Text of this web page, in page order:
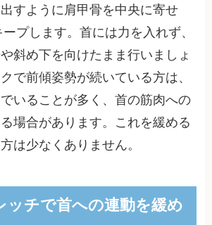
すように肩甲骨を中央に寄せ
プします。首には力を入れず、
斜め下を向けたまま行いましょ
で前傾姿勢が続いている方は、
いることが多く、首の筋肉への
場合があります。これを緩める
は少なくありません。
ッチで首への連動を緩め